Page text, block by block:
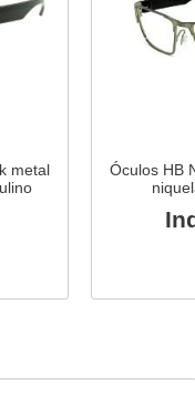
metal
Óculos HB